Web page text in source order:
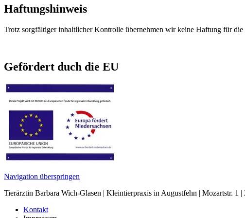
Haftungshinweis
Trotz sorgfältiger inhaltlicher Kontrolle übernehmen wir keine Haftung für
Gefördert duch die EU
Navigation überspringen
Tierärztin Barbara Wich-Glasen | Kleintierpraxis in Augustfehn | Mozartstr. 1
Kontakt